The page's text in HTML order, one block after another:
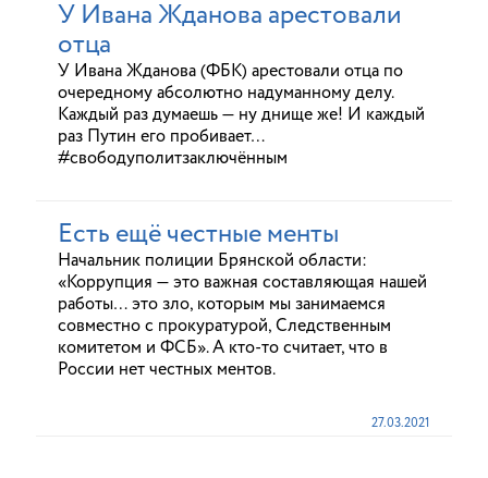
У Ивана Жданова арестовали
отца
У Ивана Жданова (ФБК) арестовали отца по
очередному абсолютно надуманному делу.
Каждый раз думаешь — ну днище же! И каждый
раз Путин его пробивает…
#свободуполитзаключённым
Есть ещё честные менты
Начальник полиции Брянской области:
«Коррупция — это важная составляющая нашей
работы… это зло, которым мы занимаемся
совместно с прокуратурой, Следственным
комитетом и ФСБ». А кто-то считает, что в
России нет честных ментов.
27.03.2021